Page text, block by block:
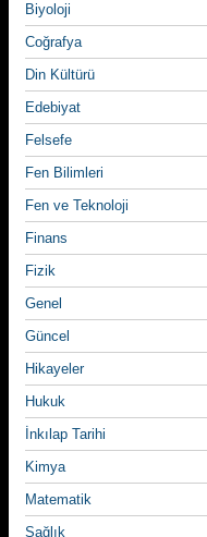
Biyoloji
Coğrafya
Din Kültürü
Edebiyat
Felsefe
Fen Bilimleri
Fen ve Teknoloji
Finans
Fizik
Genel
Güncel
Hikayeler
Hukuk
İnkılap Tarihi
Kimya
Matematik
Sağlık